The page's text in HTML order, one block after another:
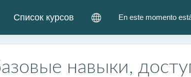
Список курсов En este momento
навыки,